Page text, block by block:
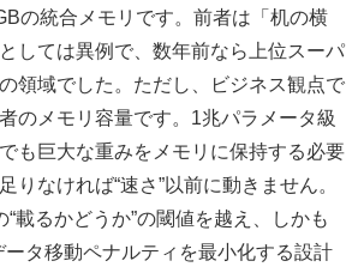
の統合メモリです。前者は「机の横
しては異例で、数年前なら上位スーパ
領域でした。ただし、ビジネス観点で
のメモリ容量です。1兆パラメータ級
も巨大な重みをメモリに保持する必要
りなければ“速さ”以前に動きません。
“載るかどうか”の閾値を越え、しかも
タ移動ペナルティを最小化する設計